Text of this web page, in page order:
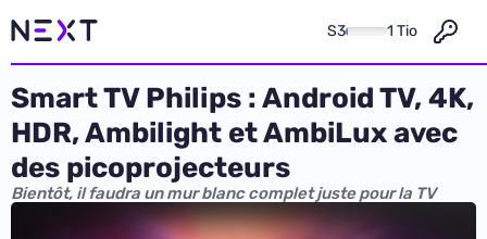
S3 1 Tio
Smart TV Philips : Android TV, 4K,
HDR, Ambilight et AmbiLux avec
des picoprojecteurs
Bientôt, il faudra un mur blanc complet juste pour la TV